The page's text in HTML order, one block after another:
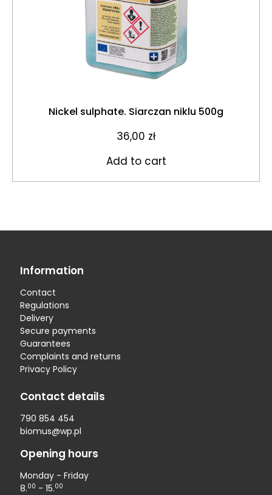
Nickel sulphate. Siarczan niklu 500g
36,00 zł
Add to cart
Information
Contact
Regulations
Delivery
Secure payments
Guarantees
Complaints and returns
Privacy Policy
Contact details
790 854 454
biomus@wp.pl
Opening hours
Monday - Friday
8.00 - 15.00